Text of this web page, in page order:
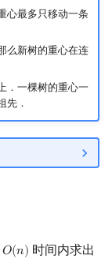
心最多只移动一条
么新树的重心在连
．一棵树的重心一
先．
𝑂(𝑛)
O(n) 时间内求出